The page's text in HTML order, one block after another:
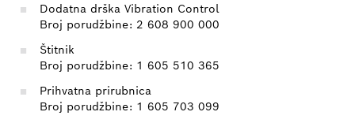
Dodatna drška Vibration Control
Broj porudžbine: 2 608 900 000
Štitnik
Broj porudžbine: 1 605 510 365
Prihvatna prirubnica
Broj porudžbine: 1 605 703 099